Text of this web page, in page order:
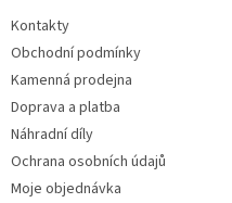
Kontakty
Obchodní podmínky
Kamenná prodejna
Doprava a platba
Náhradní díly
Ochrana osobních údajů
Moje objednávka